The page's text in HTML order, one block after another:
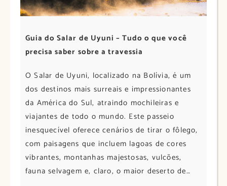
Guia do Salar de Uyuni – Tudo o que você
precisa saber sobre a travessia
O Salar de Uyuni, localizado na Bolívia, é um
dos destinos mais surreais e impressionantes
da América do Sul, atraindo mochileiras e
viajantes de todo o mundo. Este passeio
inesquecível oferece cenários de tirar o fôlego,
com paisagens que incluem lagoas de cores
vibrantes, montanhas majestosas, vulcões,
fauna selvagem e, claro, o maior deserto de…